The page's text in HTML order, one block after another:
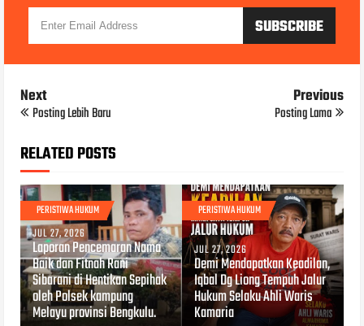
Next
Posting Lebih Baru
Previous
Posting Lama
RELATED POSTS
PERISTIWA HUKUM
JUL 27, 2026
Laporan Pencemaran Nama
Baik dan Fitnah Rani
Sibarani di Hentikan Sepihak
oleh Polsek kampung
Melayu provinsi Bengkulu.
PERISTIWA HUKUM
JUL 27, 2026
Demi Mendapatkan Keadilan,
Iqbal Dg Liong Tempuh Jalur
Hukum Selaku Ahli Waris
Kamaria